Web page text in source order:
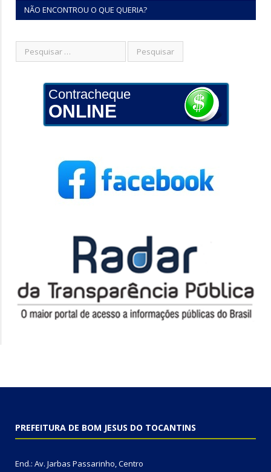
NÃO ENCONTROU O QUE QUERIA?
Contracheque
ONLINE
PREFEITURA DE BOM JESUS DO TOCANTINS
End.: Av. Jarbas Passarinho, Centro